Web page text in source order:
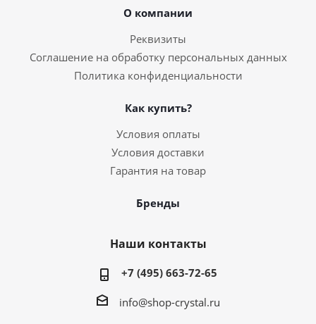
О компании
Реквизиты
Соглашение на обработку персональных данных
Политика конфиденциальности
Как купить?
Условия оплаты
Условия доставки
Гарантия на товар
Бренды
Наши контакты
+7 (495) 663-72-65
info@shop-crystal.ru